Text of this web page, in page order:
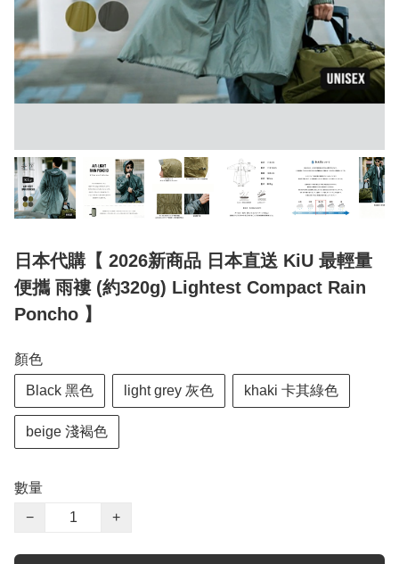
日本代購【 2026新商品 日本直送 KiU 最輕量
便攜 雨褸 (約320g) Lightest Compact Rain
Poncho 】
顏色
Black 黑色 light grey 灰色 khaki 卡其綠色
beige 淺褐色
數量
−
+